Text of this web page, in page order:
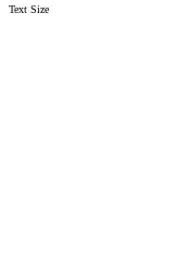
Text Size